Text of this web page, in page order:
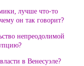
лучше что-то
он так говорит?
непреодолимой
в Венесуэле?